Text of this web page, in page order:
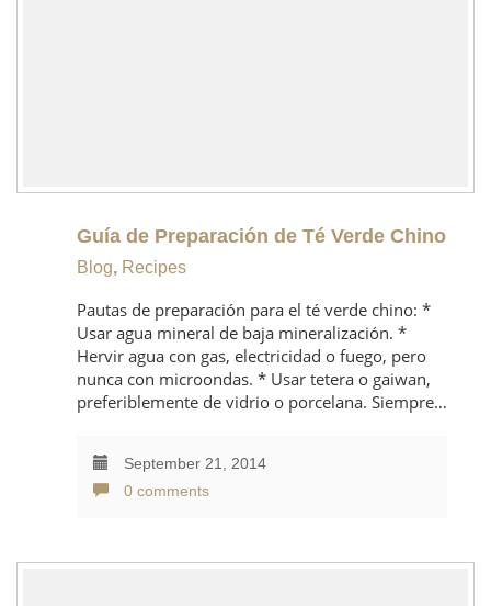
Guía de Preparación de Té Verde Chino
Blog, Recipes
Pautas de preparación para el té verde chino: *
Usar agua mineral de baja mineralización. *
Hervir agua con gas, electricidad o fuego, pero
nunca con microondas. * Usar tetera o gaiwan,
preferiblemente de vidrio o porcelana. Siempre…
September 21, 2014
0 comments